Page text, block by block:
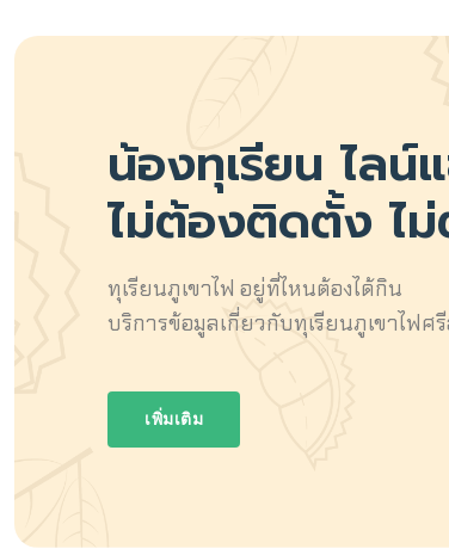
น้องทุเรียน ไลน์
ไม่ต้องติดตั้ง ไม่
ทุเรียนภูเขาไฟ อยู่ที่ไหนต้องได้กิน
บริการข้อมูลเกี่ยวกับทุเรียนภูเขาไฟศรี
เพิ่มเติม